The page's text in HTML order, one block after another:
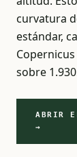
curvatura
estándar,
sobre
ABRIR
→